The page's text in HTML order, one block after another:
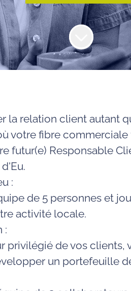
la relation client autant
votre fibre commerciale
futur(e) Responsable
:
de 5 personnes et
activité locale.
:
privilégié de vos clients,
un portefeuille